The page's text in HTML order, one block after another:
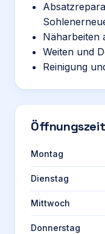
Näharbeiten
Weiten und
Reinigung
Montag
Dienstag
Mittwoch
Donnerstag